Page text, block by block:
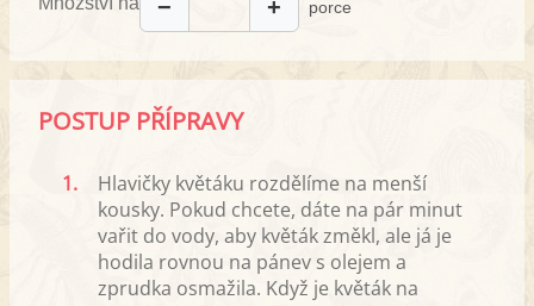
− + porce
POSTUP PŘÍPRAVY
1.
Hlavičky květáku rozdělíme na menší
kousky. Pokud chcete, dáte na pár minut
vařit do vody, aby květák změkl, ale já je
hodila rovnou na pánev s olejem a
zprudka osmažila. Když je květák na